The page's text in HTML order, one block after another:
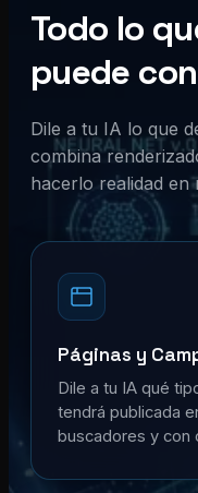
Todo lo
puede
Dile a tu IA lo que
combina
hacerlo realidad en
Páginas y
Dile a tu IA qué
tendrá publicada
buscadores y con